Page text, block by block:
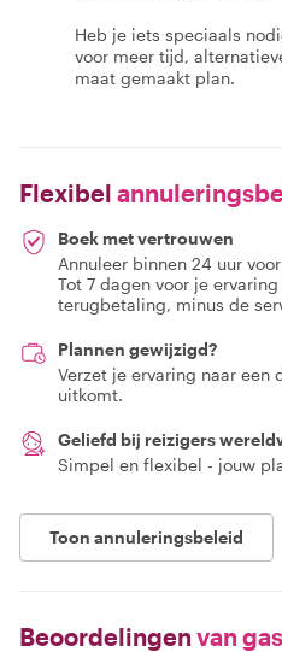
Heb je iets speciaals
voor meer tijd,
maat gemaakt plan.
Flexibel
Boek met vertrouwen
Annuleer binnen 24 uur
Tot 7 dagen voor je
terugbetaling, minus de
Plannen gewijzigd?
Verzet je ervaring naar
uitkomt.
Geliefd bij reizigers
Simpel en flexibel - jouw
Toon annuleringsbeleid
Beoordelingen van